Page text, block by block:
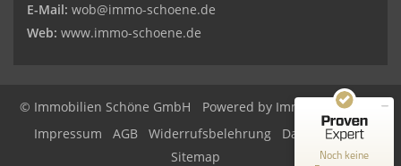
E-Mail: wob@immo-schoene.de
Web: www.immo-schoene.de
© Immobilien Schöne GmbH Powered by Immonia GmbH
Impressum
AGB Widerrufsbelehrung
Datenschutz
Sitemap
Noch keine
MANGELHAFT